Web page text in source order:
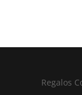
Regalos